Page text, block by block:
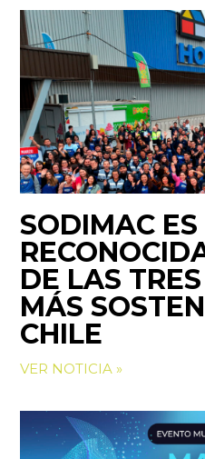
SODIMAC ES
DE LAS
MÁS
CHILE
VER NOTICIA »